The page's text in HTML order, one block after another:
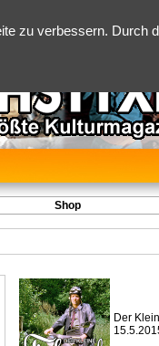
zu verbessern.
Shop
Der